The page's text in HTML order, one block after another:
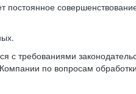
постоянное
требованиями
по вопросам